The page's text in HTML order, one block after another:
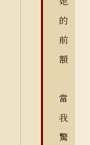
的
前
額
當
我
驚